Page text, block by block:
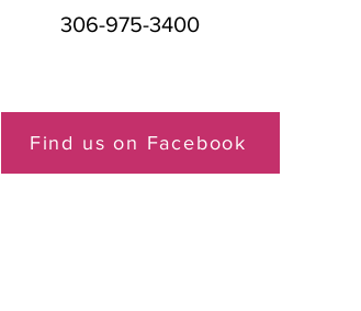
306-975-3400
Find us on Facebook